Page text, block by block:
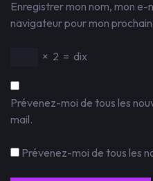
Enregistrer mon nom, mon e-
navigateur pour mon
× 2 = dix
Prévenez-moi de tous les
mail.
Prévenez-moi de tous les